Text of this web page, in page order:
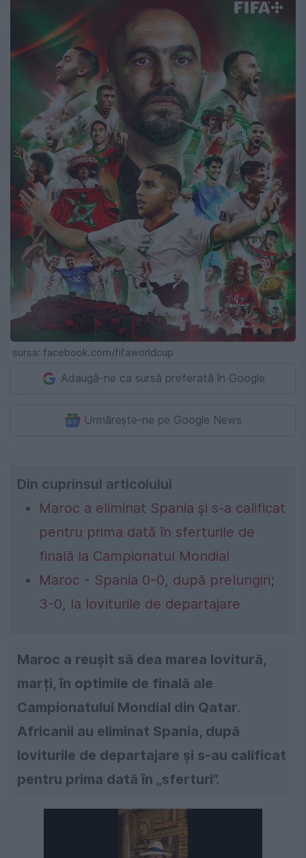
sursa: facebook.com/fifaworldcup
Adaugă-ne ca sursă preferată în Google
Urmărește-ne pe Google News
Din cuprinsul articolului
Maroc a eliminat Spania și s-a calificat
pentru prima dată în sferturile de
finală la Campionatul Mondial
Maroc - Spania 0-0, după prelungiri;
3-0, la loviturile de departajare
Maroc a reușit să dea marea lovitură,
marți, în optimile de finală ale
Campionatului Mondial din Qatar.
Africanii au eliminat Spania, după
loviturile de departajare și s-au calificat
pentru prima dată în „sferturi”.